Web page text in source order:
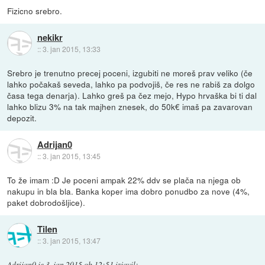
Fizicno srebro.
nekikr
::3. jan 2015, 13:33
Srebro je trenutno precej poceni, izgubiti ne moreš prav veliko (če
lahko počakaš seveda, lahko pa podvojiš, če res ne rabiš za dolgo
časa tega denarja). Lahko greš pa čez mejo, Hypo hrvaška bi ti dal
lahko blizu 3% na tak majhen znesek, do 50k€ imaš pa zavarovan
depozit.
Adrijan0
::3. jan 2015, 13:45
To že imam :D Je poceni ampak 22% ddv se plača na njega ob
nakupu in bla bla. Banka koper ima dobro ponudbo za nove (4%,
paket dobrodošljice).
Tilen
::3. jan 2015, 13:47